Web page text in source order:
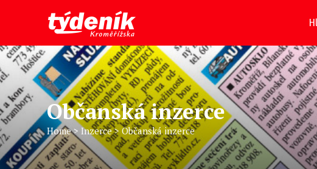
Občanská inzerce
Home> Inzerce> Občanská inzerce